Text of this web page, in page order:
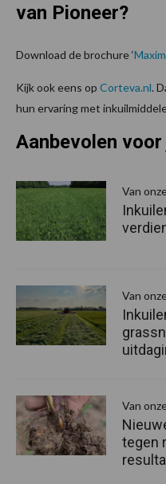
van Pioneer?
Download de brochure ‘
Kijk ook eens op Corteva.nl.
hun ervaring met
Aanbevolen voor
Van
Van
Van
tegen